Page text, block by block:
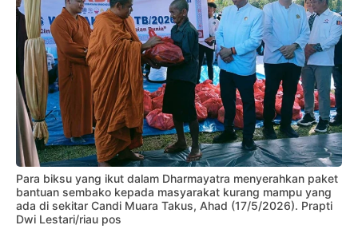
Para biksu yang ikut dalam Dharmayatra menyerahkan paket
bantuan sembako kepada masyarakat kurang mampu yang
ada di sekitar Candi Muara Takus, Ahad (17/5/2026). Prapti
Dwi Lestari/riau pos